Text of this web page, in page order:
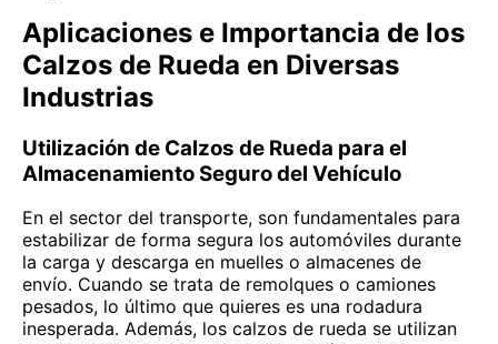
Aplicaciones e Importancia de los
Calzos de Rueda en Diversas
Industrias
Utilización de Calzos de Rueda para el
Almacenamiento Seguro del Vehículo
En el sector del transporte, son fundamentales para
estabilizar de forma segura los automóviles durante
la carga y descarga en muelles o almacenes de
envío. Cuando se trata de remolques o camiones
pesados, lo último que quieres es una rodadura
inesperada. Además, los calzos de rueda se utilizan